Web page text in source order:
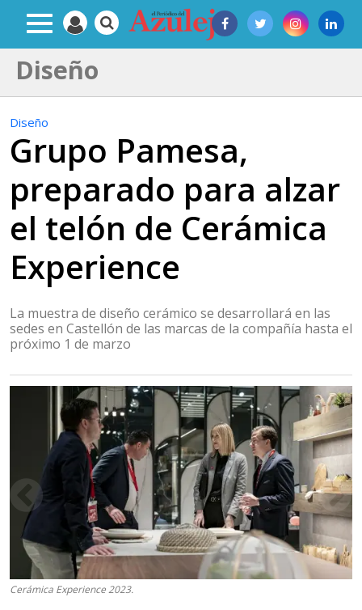
Diseño
Diseño
Grupo Pamesa,
preparado para alzar
el telón de Cerámica
Experience
La muestra de diseño cerámico se desarrollará en las
sedes en Castellón de las marcas de la compañía hasta el
próximo 1 de marzo
Cerámica Experience 2023.